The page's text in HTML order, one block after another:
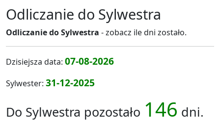
Odliczanie do Sylwestra
Odliczanie do Sylwestra - zobacz ile dni zostało.
Dzisiejsza data: 07-08-2026
Sylwester: 31-12-2025
Do Sylwestra pozostało 146 dni.